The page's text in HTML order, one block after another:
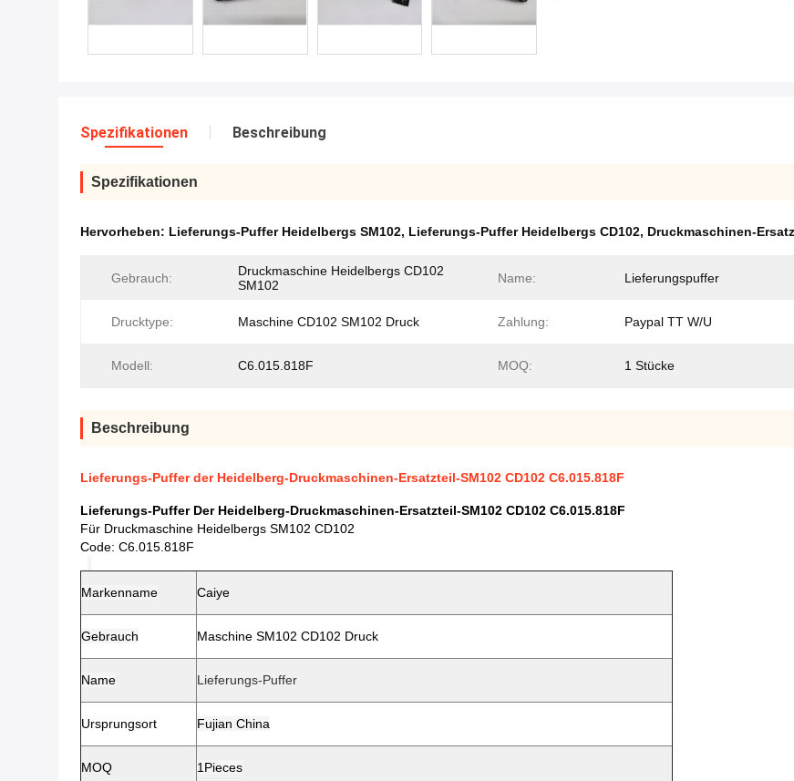
Spezifikationen Beschreibung
Spezifikationen
Hervorheben: Lieferungs-Puffer Heidelbergs SM102, Lieferungs-Puffer Heidelbergs CD102, Druckmaschinen-
Gebrauch:
Druckmaschine Heidelbergs CD102
SM102
Name: Lieferungspuffer
Drucktype: Maschine CD102 SM102 Druck Zahlung: Paypal TT W/U
Modell: C6.015.818F MOQ: 1 Stücke
Beschreibung
Lieferungs-Puffer der Heidelberg-Druckmaschinen-Ersatzteil-SM102 CD102 C6.015.818F
Lieferungs-Puffer Der Heidelberg-Druckmaschinen-Ersatzteil-SM102 CD102 C6.015.818F
Für Druckmaschine Heidelbergs SM102 CD102
Code: C6.015.818F
Markenname Caiye
Gebrauch Maschine SM102 CD102 Druck
Name Lieferungs-Puffer
Ursprungsort Fujian China
MOQ 1Pieces